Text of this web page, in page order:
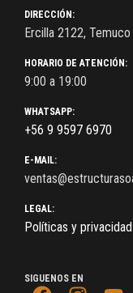
DIRECCIÓN:
Ercilla 2122, Temuco
HORARIO DE ATENCIÓN:
9:00 a 19:00
WHATSAPP:
+56 9 9597 6970
E-MAIL:
LEGAL:
Políticas y privacidad
SIGUENOS EN